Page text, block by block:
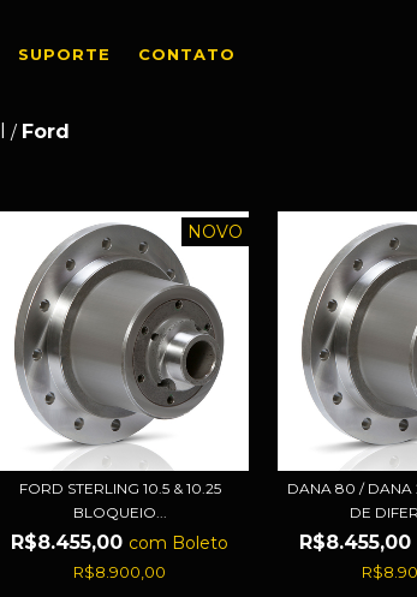
SUPORTE CONTATO
/ Ford
NOVO
FORD STERLING 10.5 & 10.25
BLOQUEIO...
R$8.455,00 com Boleto
R$8.900,00
DANA 80 / DANA
DE
R$8.455,00